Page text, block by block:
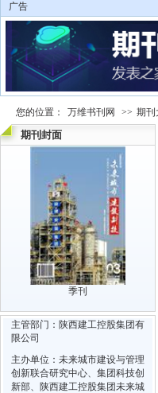
广告
您的位置： 万维书刊网 >> 期刊
期刊封面
季刊
主管部门：陕西建工控股集团有
限公司
主办单位：未来城市建设与管理
创新联合研究中心、集团科技创
新部、陕西建工控股集团未来城